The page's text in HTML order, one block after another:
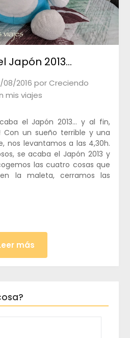
Japón 2013…
08/2016 porCreciendo
mis viajes
el Japón 2013… y al fin,
Con un sueño terrible y una
nos levantamos a las 4,30h.
se acaba el Japón 2013 y
las cuatro cosas que
la maleta, cerramos las
más